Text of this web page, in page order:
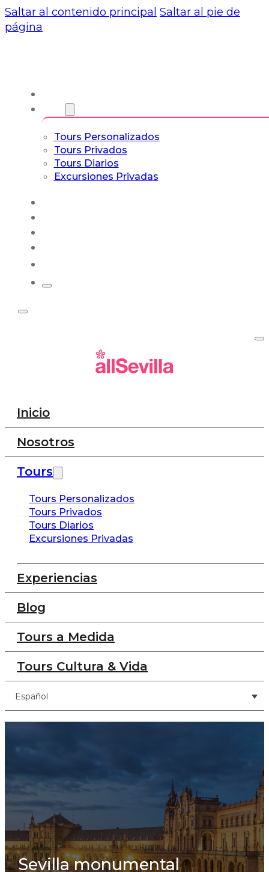
Saltar al contenido principal Saltar al pie de
página
Tours Personalizados
Tours Privados
Tours Diarios
Excursiones Privadas
Inicio
Nosotros
Tours
Tours Personalizados
Tours Privados
Tours Diarios
Excursiones Privadas
Experiencias
Blog
Tours a Medida
Tours Cultura & Vida
Español
Sevilla monumental